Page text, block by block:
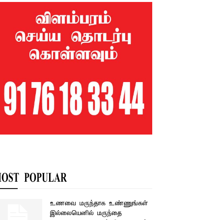
POPULAR
உணவை மருந்தாக உண்ணுங்கள்
இல்லையெனில் மருந்தை